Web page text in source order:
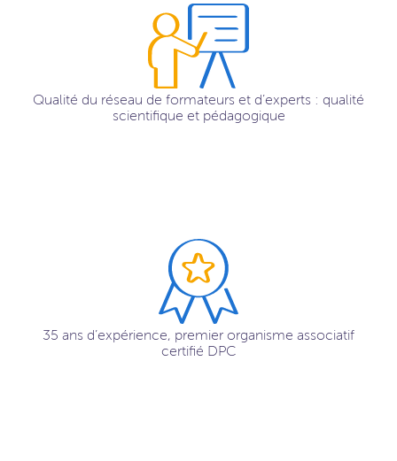
Qualité du réseau de formateurs et d’experts : qualité
scientifique et pédagogique
35 ans d’expérience, premier organisme associatif
certifié DPC